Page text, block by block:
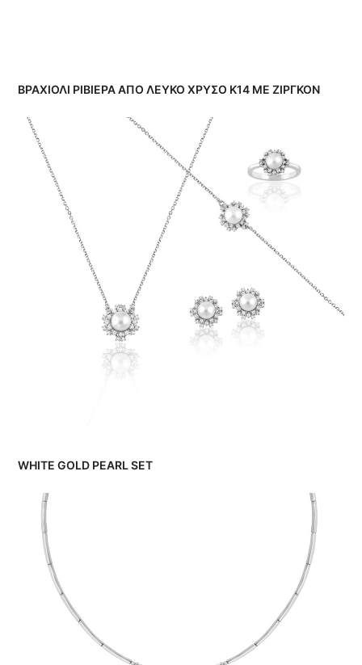
ΒΡΑΧΙΟΛΙ ΡΙΒΙΕΡΑ ΑΠΟ ΛΕΥΚΟ ΧΡΥΣΟ Κ14 ΜΕ ΖΙΡΓΚΟΝ
WHITE GOLD PEARL SET